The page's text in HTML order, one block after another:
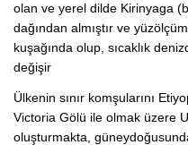
olan ve yerel dilde Kirinyaga
dağından almıştır ve
kuşağında olup, sıcaklık
değişir
Ülkenin sınır komşularını
Victoria Gölü ile olmak üzere
oluşturmakta,